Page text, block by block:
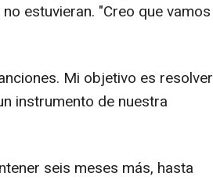
estuvieran. "Creo que vamos
Mi objetivo es resolver
instrumento de nuestra
seis meses más, hasta